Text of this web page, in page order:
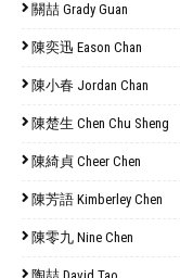
關喆 Grady Guan
陳奕迅 Eason Chan
陳小春 Jordan Chan
陳楚生 Chen Chu Sheng
陳綺貞 Cheer Chen
陳芳語 Kimberley Chen
陳零九 Nine Chen